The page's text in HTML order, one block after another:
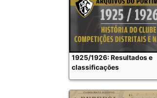
1925/1926: Resultados e
classificações